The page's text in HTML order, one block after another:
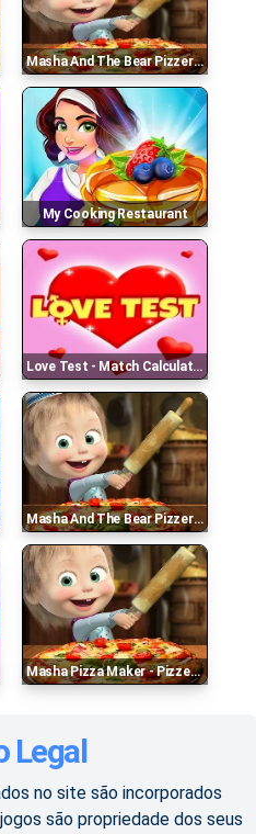
Masha And The Bear Pizzeria ! Pizza Maker Game Onl
My Cooking Restaurant
Love Test - Match Calculator
Masha And The Bear Pizzeria Game
Masha Pizza Maker - Pizzeria
Legal
no site são incorporados
são propriedade dos seus